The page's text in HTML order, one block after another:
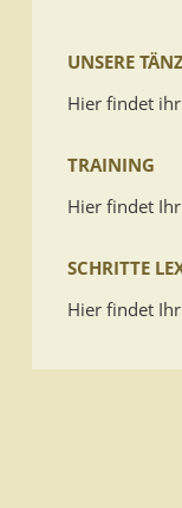
UNSERE
Hier findet
TRAINING
Hier findet
SCHRITTE
Hier findet